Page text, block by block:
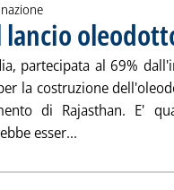
partecipata al 69%
la costruzione
di Rajasthan. E'
esser...